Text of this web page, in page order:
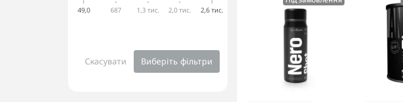
49,0 687 1,3 тис. 2,0 тис. 2,6 тис.
Скасувати Виберіть фільтри